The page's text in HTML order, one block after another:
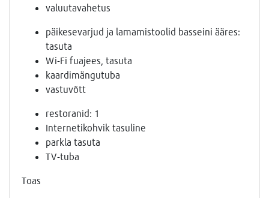
valuutavahetus
päikesevarjud ja lamamistoolid basseini ääres:
tasuta
Wi-Fi fuajees, tasuta
kaardimängutuba
vastuvõtt
restoranid: 1
Internetikohvik tasuline
parkla tasuta
TV-tuba
Toas